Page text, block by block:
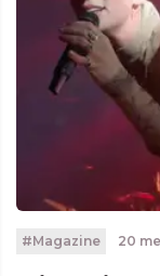
#Magazine 20